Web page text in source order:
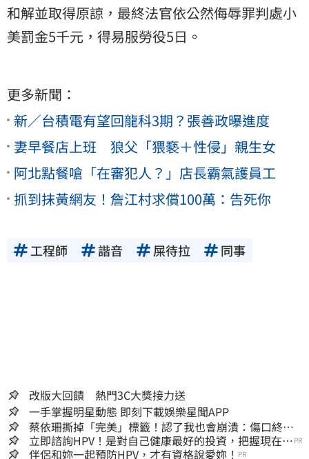
和解並取得原諒，最終法官依公然侮辱罪判處小
美罰金5千元，得易服勞役5日。
更多新聞：
新／台積電有望回龍科3期？張善政曝進度
妻早餐店上班 狼父「猥褻＋性侵」親生女
阿北點餐嗆「在審犯人？」店長霸氣護員工
抓到抹黃網友！詹江村求償100萬：告死你
工程師 諧音 屎待拉 同事
改版大回饋 熱門3C大獎接力送
一手掌握明星動態 即刻下載娛樂星聞APP
蔡依珊撕掉「完美」標籤！認了我也會崩潰：傷口終究
會癒合
立即諮詢HPV！是對自己健康最好的投資，把握現在不
嫌晚！
PR
伴侶和妳一起預防HPV，才有資格說愛妳！ PR